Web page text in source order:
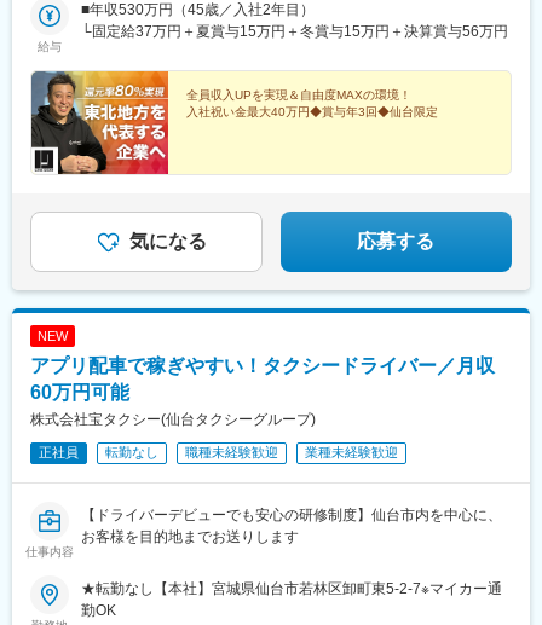
ただけます。「宮城へのU・Iターンを検討している方」にも安心
の制度です◎
鶴新田駅、旭ケ丘駅(宮城県)、宮城野原駅、宮城野通駅、仙台駅
(地下鉄)、長町一丁目駅、陸前原ノ町駅
給与
■年収530万円（45歳／入社2年目）
└固定給37万円＋夏賞与15万円＋冬賞与15万円＋決算賞与56万円
全員収入UPを実現＆自由度MAXの環境！
入社祝い金最大40万円◆賞与年3回◆仙台限定
気になる 応募する
NEW
アプリ配車で稼ぎやすい！タクシードライバー／月収
60万円可能
株式会社宝タクシー(仙台タクシーグループ)
正社員 転勤なし 職種未経験歓迎 業種未経験歓迎
仕事内容
【ドライバーデビューでも安心の研修制度】仙台市内を中心に、
お客様を目的地までお送りします
★転勤なし【本社】宮城県仙台市若林区卸町東5-2-7※マイカー通
勤OK